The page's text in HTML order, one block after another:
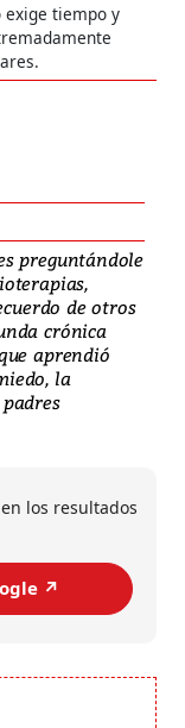
tiempo y
preguntándole
de otros
crónica
aprendió
la
los resultados
↗️